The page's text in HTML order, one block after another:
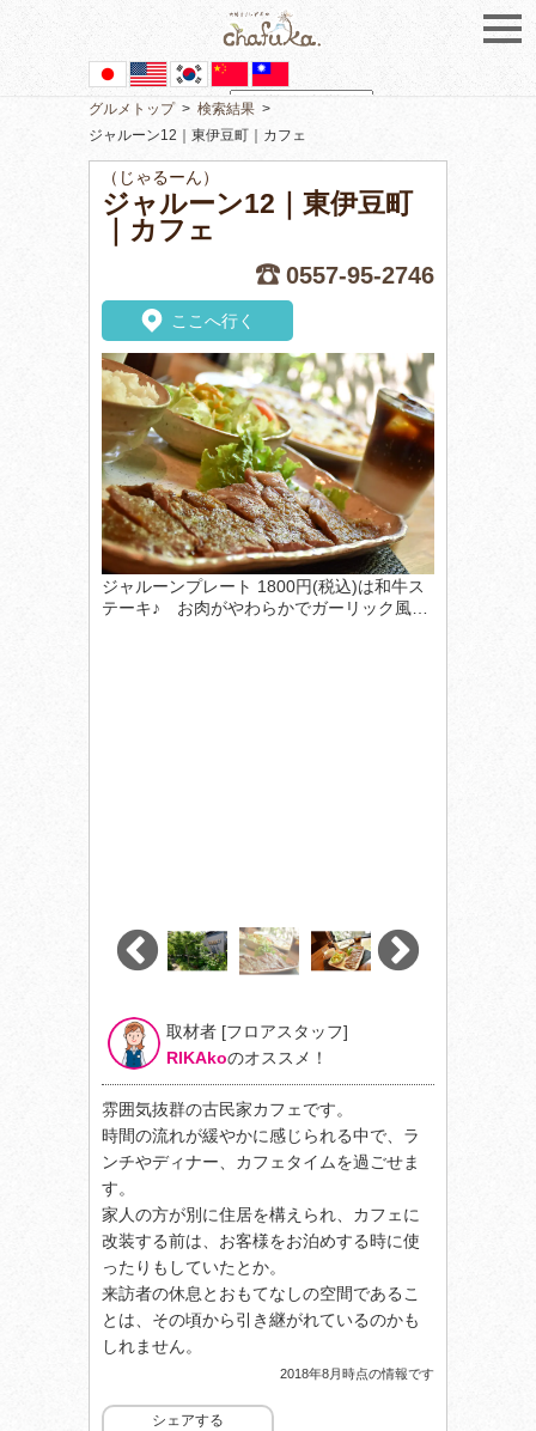
Powered by
グルメトップ> 検索結果 >
ジャルーン12｜東伊豆町｜カフェ
（じゃるーん）
ジャルーン12｜東伊豆町
｜カフェ
0557-95-2746
ここへ行く
ジャルーンプレート 1800円(税込)は和牛ス
テーキ♪ お肉がやわらかでガーリック風…
取材者 [フロアスタッフ]
RIKAkoのオススメ！
雰囲気抜群の古民家カフェです。
時間の流れが緩やかに感じられる中で、ラ
ンチやディナー、カフェタイムを過ごせま
す。
家人の方が別に住居を構えられ、カフェに
改装する前は、お客様をお泊めする時に使
ったりもしていたとか。
来訪者の休息とおもてなしの空間であるこ
とは、その頃から引き継がれているのかも
しれません。
2018年8月時点の情報です
シェアする